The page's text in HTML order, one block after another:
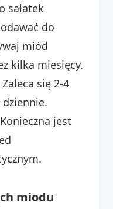
sałatek
do
miód
kilka miesięcy.
się 2-4
jest
miodu